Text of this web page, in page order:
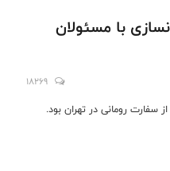
با مسئولان
18269
سفارت رومانی در تهران بود.